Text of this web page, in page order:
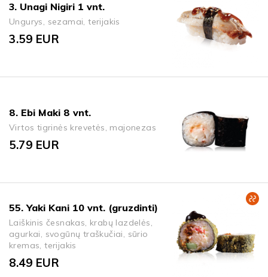
3. Unagi Nigiri 1 vnt.
Ungurys, sezamai, terijakis
3.59 EUR
8. Ebi Maki 8 vnt.
Virtos tigrinės krevetės, majonezas
5.79 EUR
55. Yaki Kani 10 vnt. (gruzdinti)
Laiškinis česnakas, krabų lazdelės,
agurkai, svogūnų traškučiai, sūrio
kremas, terijakis
8.49 EUR